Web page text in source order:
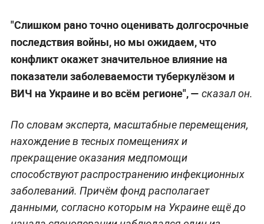
"Слишком рано точно оценивать долгосрочные
последствия войны, но мы ожидаем, что
конфликт окажет значительное влияние на
показатели заболеваемости туберкулёзом и
ВИЧ на Украине и во всём регионе", — сказал он.
По словам эксперта, масштабные перемещения,
нахождение в тесных помещениях и
прекращение оказания медпомощи
способствуют распространению инфекционных
заболеваний. Причём фонд располагает
данными, согласно которым на Украине ещё до